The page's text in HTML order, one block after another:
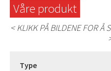
Våre produkt
< KLIKK PÅ BILDENE FOR Å
Type